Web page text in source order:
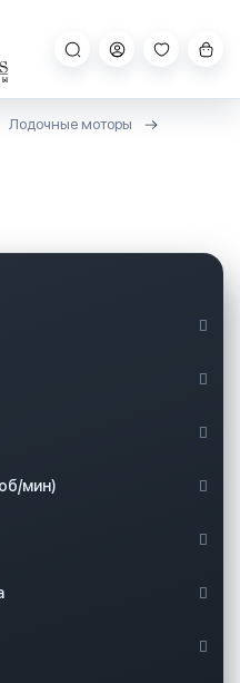
Лодочные моторы
мин)